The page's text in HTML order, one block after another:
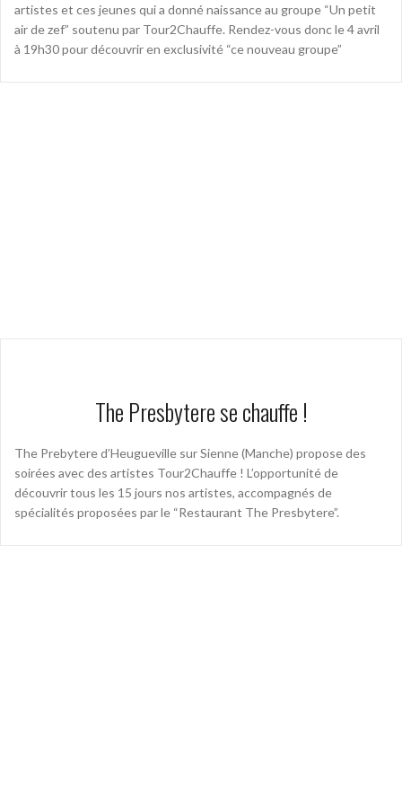
artistes et ces jeunes qui a donné naissance au groupe “Un petit
air de zef” soutenu par Tour2Chauffe. Rendez-vous donc le 4 avril
à 19h30 pour découvrir en exclusivité “ce nouveau groupe”
The Presbytere se chauffe !
The Prebytere d’Heugueville sur Sienne (Manche) propose des
soirées avec des artistes Tour2Chauffe ! L’opportunité de
découvrir tous les 15 jours nos artistes, accompagnés de
spécialités proposées par le “Restaurant The Presbytere”.